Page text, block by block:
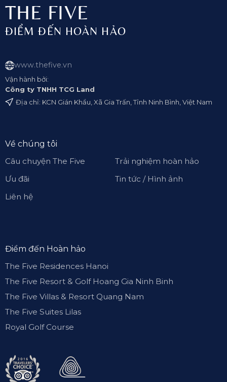
THE FIVE
ĐIỂM ĐẾN HOÀN HẢO
www.thefive.vn
Vận hành bởi:
Công ty TNHH TCG Land
Địa chỉ: KCN Gián Khẩu, Xã Gia Trấn, Tỉnh Ninh Bình, Việt Nam
Về chúng tôi
Câu chuyện The Five
Trải nghiệm hoàn hảo
Ưu đãi
Tin tức / Hình ảnh
Liên hệ
Điểm đến Hoàn hảo
The Five Residences Hanoi
The Five Resort & Golf Hoang Gia Ninh Binh
The Five Villas & Resort Quang Nam
The Five Suites Lilas
Royal Golf Course